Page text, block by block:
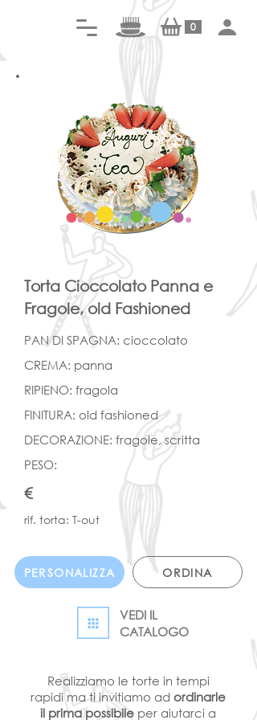
0
Realizziamo le torte in tempi
rapidi ma ti invitiamo ad ordinarle
il prima possibile per aiutarci a
Torta Cioccolato Panna e
Fragole, old Fashioned
PAN DI SPAGNA: cioccolato
CREMA: panna
RIPIENO: fragola
FINITURA: old fashioned
DECORAZIONE: fragole, scritta
PESO:
€
rif. torta: T-out
PERSONALIZZA ORDINA
VEDI IL
CATALOGO